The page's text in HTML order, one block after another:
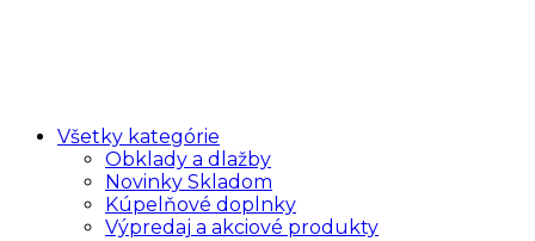
Všetky kategórie
Obklady a dlažby
Novinky Skladom
Kúpelňové doplnky
Výpredaj a akciové produkty